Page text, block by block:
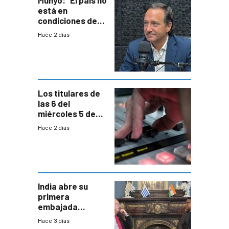
está en
condiciones de
enfrentar una
Hace 2 días
Los titulares de
las 6 del
miércoles 5 de
agosto de 2026
Hace 2 días
India abre su
primera
embajada
residente en
Hace 3 días